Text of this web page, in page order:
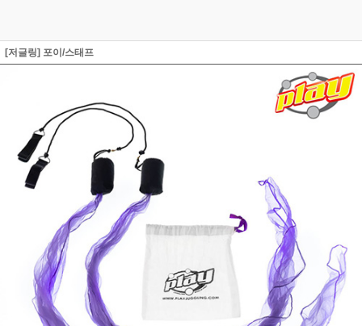
[저글링] 포이/스태프